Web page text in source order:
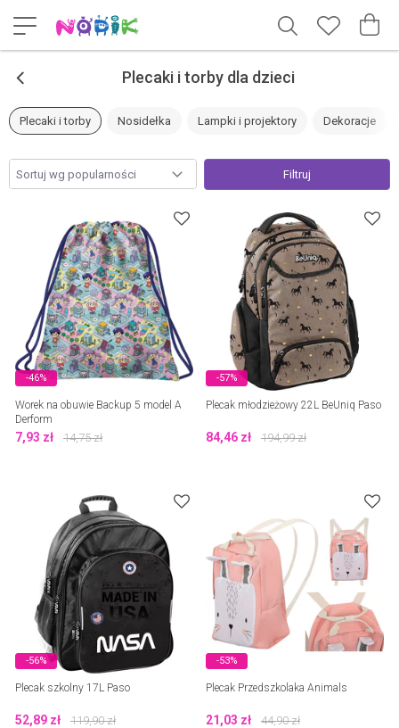
< Plecaki i torby dla dzieci
Nosidełka Lampki i projektory Dekoracje
Plecaki i torby
Filtruj
-46%
Worek na obuwie Backup 5 model A
Derform
7,93 zł 14,75zł
-57%
Plecak młodzieżowy 22L BeUniq Paso
84,46 zł 194,99zł
-56%
Plecak szkolny 17L Paso
52,89 zł 119,90zł
-53%
Plecak Przedszkolaka Animals
21,03 zł 44,90zł